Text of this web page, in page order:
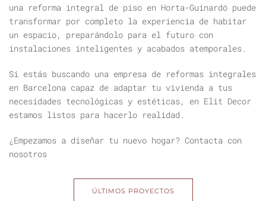
una reforma integral de piso en Horta-Guinardó puede
transformar por completo la experiencia de habitar
un espacio, preparándolo para el futuro con
instalaciones inteligentes y acabados atemporales.
Si estás buscando una empresa de reformas integrales
en Barcelona capaz de adaptar tu vivienda a tus
necesidades tecnológicas y estéticas, en Elit Decor
estamos listos para hacerlo realidad.
¿Empezamos a diseñar tu nuevo hogar? Contacta con
nosotros
ÚLTIMOS PROYECTOS